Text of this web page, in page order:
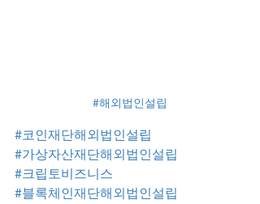
#해외법인설립
#코인재단해외법인설립
#가상자산재단해외법인설립
#크립토비즈니스
#블록체인재단해외법인설립